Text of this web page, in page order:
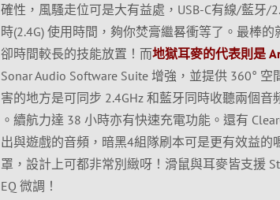
確性，風騷走位可是大有益處，USB-C有線/藍牙/
時(2.4G) 使用時間，夠你焚膏繼晷衝等了。最棒
卻時間較長的技能放置！而地獄耳麥的代表則是
Sonar Audio Software Suite 增強，並提供 360°
害的地方是可同步 2.4GHz 和藍牙同時收聽兩個音
。續航力達 38 小時亦有快速充電功能。還有
出與遊戲的音頻，暗黑4組隊刷本可是更有效益
罩，設計上可都非常別緻呀！滑鼠與耳麥皆支援
EQ 微調！